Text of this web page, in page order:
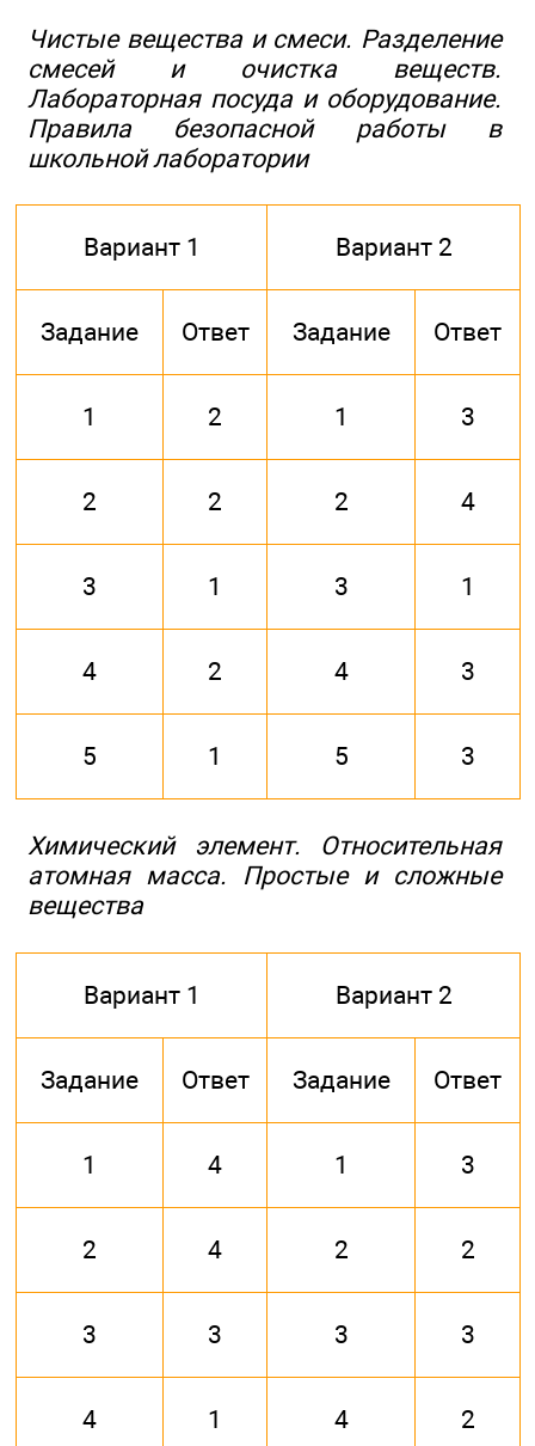
Чистые вещества и смеси. Разделение
смесей и очистка веществ.
Лабораторная посуда и оборудование.
Правила безопасной работы в
школьной лаборатории
Вариант 1 Вариант 2
Задание Ответ Задание Ответ
1 2 1 3
2 2 2 4
3 1 3 1
4 2 4 3
5 1 5 3
Химический элемент. Относительная
атомная масса. Простые и сложные
вещества
Вариант 1 Вариант 2
Задание Ответ Задание Ответ
1 4 1 3
2 4 2 2
3 3 3 3
4 1 4 2